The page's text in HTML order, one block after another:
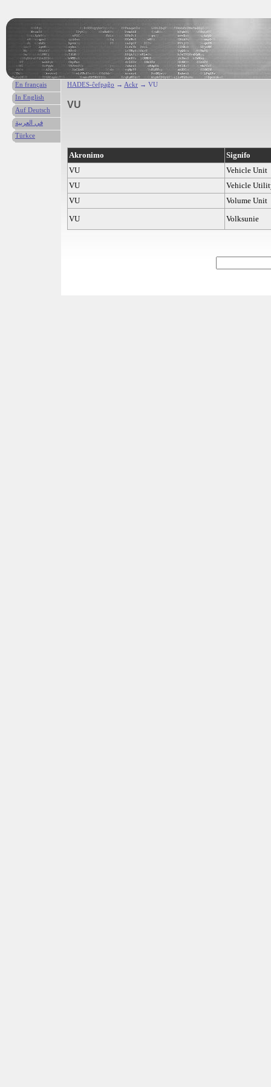
HADES-ĉefpaĝo → Ackr → VU
VU
Akronimo
Signifo
VU
Vehicle Unit
VU
Vehicle
VU
Volume Unit
VU
Volksunie
En français
In English
Auf Deutsch
في العربية
Türkce